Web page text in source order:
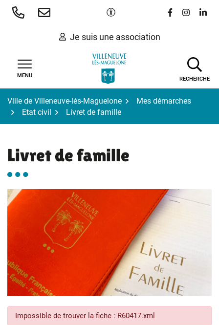
Aller
Paramètres d'accessibilité
Lien vers le
Lien vers
Lien
Je suis une association
MENU
RECHERCHE
Ville de Villeneuve-lès-Maguelone
Mes démarches
Etat civil
Livret de famille
Livret de famille
Impossible de trouver la fiche : R60417.xml